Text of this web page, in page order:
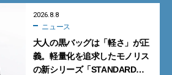
2026.8.8
ニュース
大人の黒バッグは「軽さ」が正
義。軽量化を追求したモノリス
の新シリーズ「STANDARD